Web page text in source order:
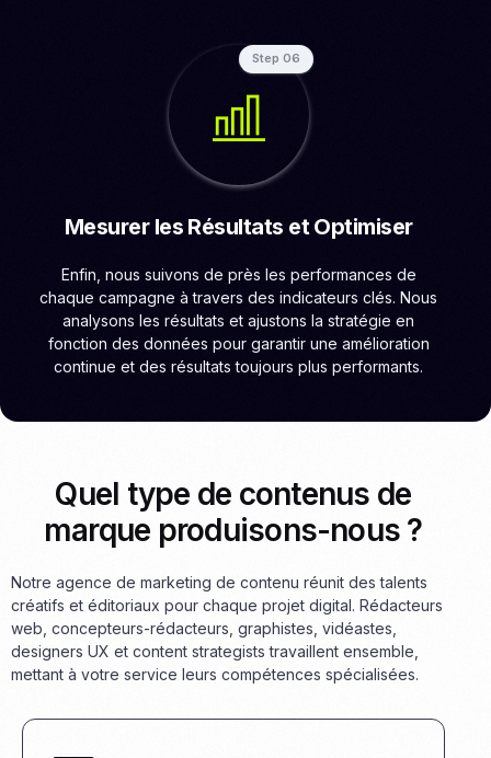
Mesurer les Résultats et Optimiser
Enfin, nous suivons de près les performances de
chaque campagne à travers des indicateurs clés. Nous
analysons les résultats et ajustons la stratégie en
fonction des données pour garantir une amélioration
continue et des résultats toujours plus performants.
Step 06
Quel type de contenus de
marque produisons-nous ?
Notre agence de marketing de contenu réunit des talents
créatifs et éditoriaux pour chaque projet digital. Rédacteurs
web, concepteurs-rédacteurs, graphistes, vidéastes,
designers UX et content strategists travaillent ensemble,
mettant à votre service leurs compétences spécialisées.